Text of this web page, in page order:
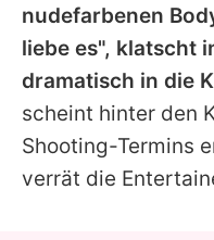
nudefarbenen
liebe es", klatscht
dramatisch in die
scheint hinter den
Shooting-Termins
verrät die